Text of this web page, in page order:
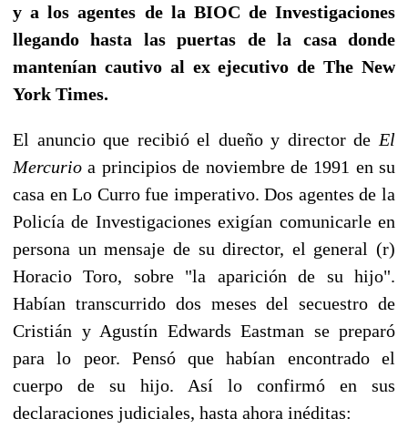
y a los agentes de la BIOC de Investigaciones
llegando hasta las puertas de la casa donde
mantenían cautivo al ex ejecutivo de The New
York Times.
El anuncio que recibió el dueño y director de El
Mercurio a principios de noviembre de 1991 en su
casa en Lo Curro fue imperativo. Dos agentes de la
Policía de Investigaciones exigían comunicarle en
persona un mensaje de su director, el general (r)
Horacio Toro, sobre "la aparición de su hijo".
Habían transcurrido dos meses del secuestro de
Cristián y Agustín Edwards Eastman se preparó
para lo peor. Pensó que habían encontrado el
cuerpo de su hijo. Así lo confirmó en sus
declaraciones judiciales, hasta ahora inéditas: